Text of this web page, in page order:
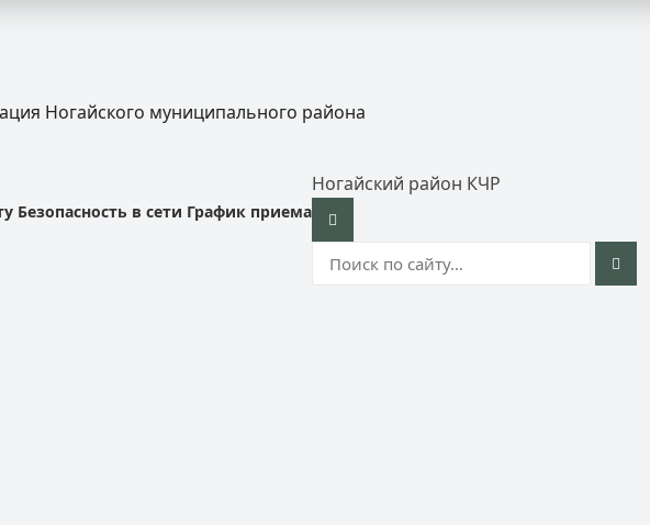
Ногайского муниципального района
Безопасность в сети График приема
Ногайский район КЧР